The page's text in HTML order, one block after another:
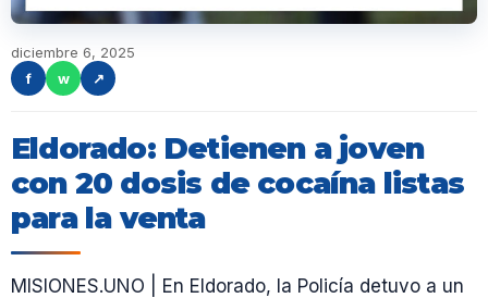
diciembre 6, 2025
f
w ↗
Eldorado: Detienen a joven
con 20 dosis de cocaína listas
para la venta
MISIONES.UNO | En Eldorado, la Policía detuvo a un